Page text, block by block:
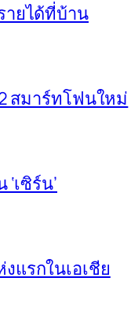
ายได้ที่บ้าน
2 สมาร์ทโฟนใหม่
เซิร์น’
แรกในเอเชีย